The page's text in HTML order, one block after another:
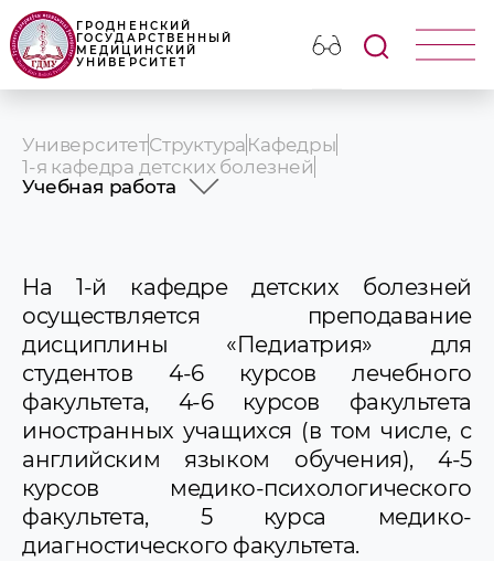
ГРОДНЕНСКИЙ
ГОСУДАРСТВЕННЫЙ
МЕДИЦИНСКИЙ
УНИВЕРСИТЕТ
УниверситетСтруктура Кафедры
1-я кафедра детских болезней
Учебная работа
Учебная работа
Научная работа
Клиническая работа
Идеологическая и воспитательная
работа
СНО
Новости и объявления
На 1-й кафедре детских болезней
осуществляется преподавание
дисциплины «Педиатрия» для
студентов 4-6 курсов лечебного
факультета, 4-6 курсов факультета
иностранных учащихся (в том числе, с
английским языком обучения), 4-5
курсов медико-психологического
факультета, 5 курса медико-
диагностического факультета.